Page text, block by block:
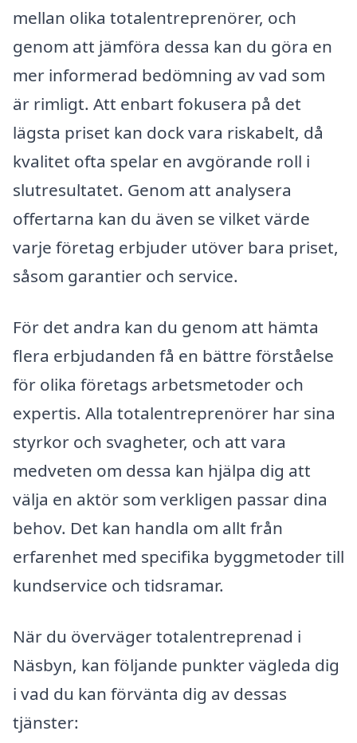
mellan olika totalentreprenörer, och
genom att jämföra dessa kan du göra en
mer informerad bedömning av vad som
är rimligt. Att enbart fokusera på det
lägsta priset kan dock vara riskabelt, då
kvalitet ofta spelar en avgörande roll i
slutresultatet. Genom att analysera
offertarna kan du även se vilket värde
varje företag erbjuder utöver bara priset,
såsom garantier och service.
För det andra kan du genom att hämta
flera erbjudanden få en bättre förståelse
för olika företags arbetsmetoder och
expertis. Alla totalentreprenörer har sina
styrkor och svagheter, och att vara
medveten om dessa kan hjälpa dig att
välja en aktör som verkligen passar dina
behov. Det kan handla om allt från
erfarenhet med specifika byggmetoder till
kundservice och tidsramar.
När du överväger totalentreprenad i
Näsbyn, kan följande punkter vägleda dig
i vad du kan förvänta dig av dessas
tjänster: